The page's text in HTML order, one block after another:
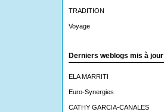
TRADITION
Voyage
Derniers weblogs mis à jour
ELA MARRITI
Euro-Synergies
CATHY GARCIA-CANALES